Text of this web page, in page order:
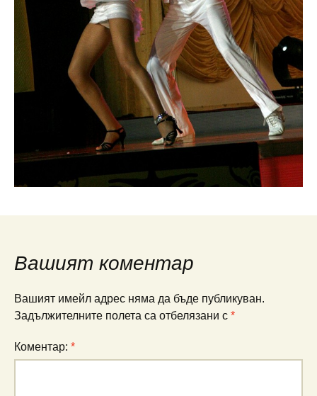
Вашият коментар
Вашият имейл адрес няма да бъде публикуван.
Задължителните полета са отбелязани с *
Коментар: *